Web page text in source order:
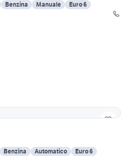
Benzina Manuale
Euro 6
Benzina Automatico
Euro 6